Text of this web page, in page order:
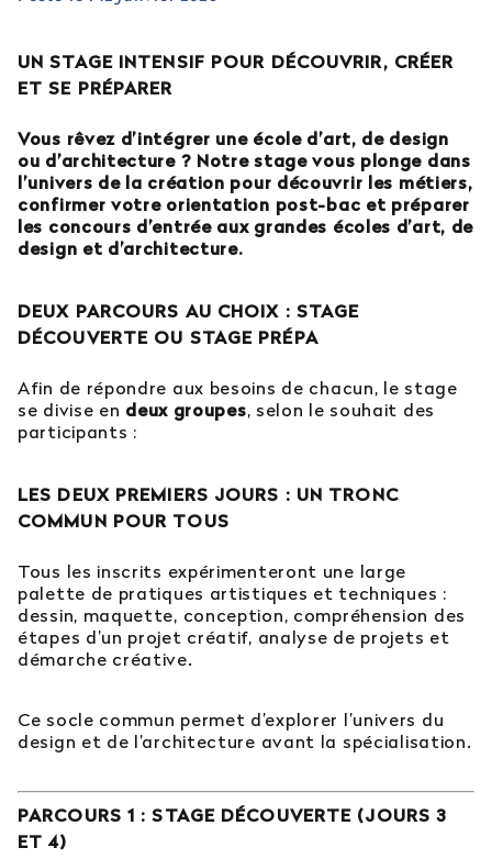
UN STAGE INTENSIF POUR DÉCOUVRIR, CRÉER
ET SE PRÉPARER
Vous rêvez d’intégrer une école d’art, de design
ou d’architecture ? Notre stage vous plonge dans
l’univers de la création pour découvrir les métiers,
confirmer votre orientation post-bac et préparer
les concours d’entrée aux grandes écoles d’art, de
design et d’architecture.
DEUX PARCOURS AU CHOIX : STAGE
DÉCOUVERTE OU STAGE PRÉPA
Afin de répondre aux besoins de chacun, le stage
se divise en deux groupes, selon le souhait des
participants :
LES DEUX PREMIERS JOURS : UN TRONC
COMMUN POUR TOUS
Tous les inscrits expérimenteront une large
palette de pratiques artistiques et techniques :
dessin, maquette, conception, compréhension des
étapes d’un projet créatif, analyse de projets et
démarche créative.
Ce socle commun permet d’explorer l’univers du
design et de l’architecture avant la spécialisation.
PARCOURS 1 : STAGE DÉCOUVERTE (JOURS 3
ET 4)
Quelles sont les poursuites d’études ?
Orientation : vous ne trouvez
pas votre réponse ?
Contactez notre service orientation